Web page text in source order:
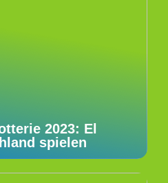
2023: El
spielen